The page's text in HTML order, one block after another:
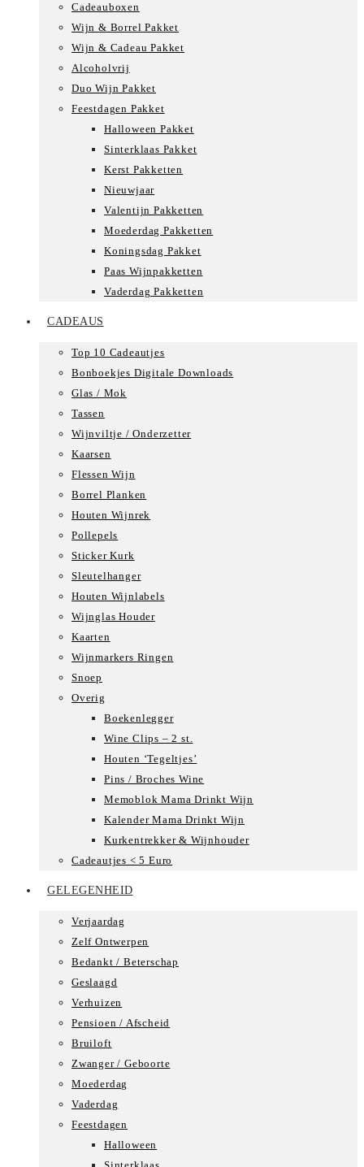
Cadeauboxen
Wijn & Borrel Pakket
Wijn & Cadeau Pakket
Alcoholvrij
Duo Wijn Pakket
Feestdagen Pakket
Halloween Pakket
Sinterklaas Pakket
Kerst Pakketten
Nieuwjaar
Valentijn Pakketten
Moederdag Pakketten
Koningsdag Pakket
Paas Wijnpakketten
Vaderdag Pakketten
CADEAUS
Top 10 Cadeautjes
Bonboekjes Digitale Downloads
Glas / Mok
Tassen
Wijnviltje / Onderzetter
Kaarsen
Flessen Wijn
Borrel Planken
Houten Wijnrek
Pollepels
Sticker Kurk
Sleutelhanger
Houten Wijnlabels
Wijnglas Houder
Kaarten
Wijnmarkers Ringen
Snoep
Overig
Boekenlegger
Wine Clips – 2 st.
Houten ‘Tegeltjes’
Pins / Broches Wine
Memoblok Mama Drinkt Wijn
Kalender Mama Drinkt Wijn
Kurkentrekker & Wijnhouder
Cadeautjes < 5 Euro
GELEGENHEID
Verjaardag
Zelf Ontwerpen
Bedankt / Beterschap
Geslaagd
Verhuizen
Pensioen / Afscheid
Bruiloft
Zwanger / Geboorte
Moederdag
Vaderdag
Feestdagen
Halloween